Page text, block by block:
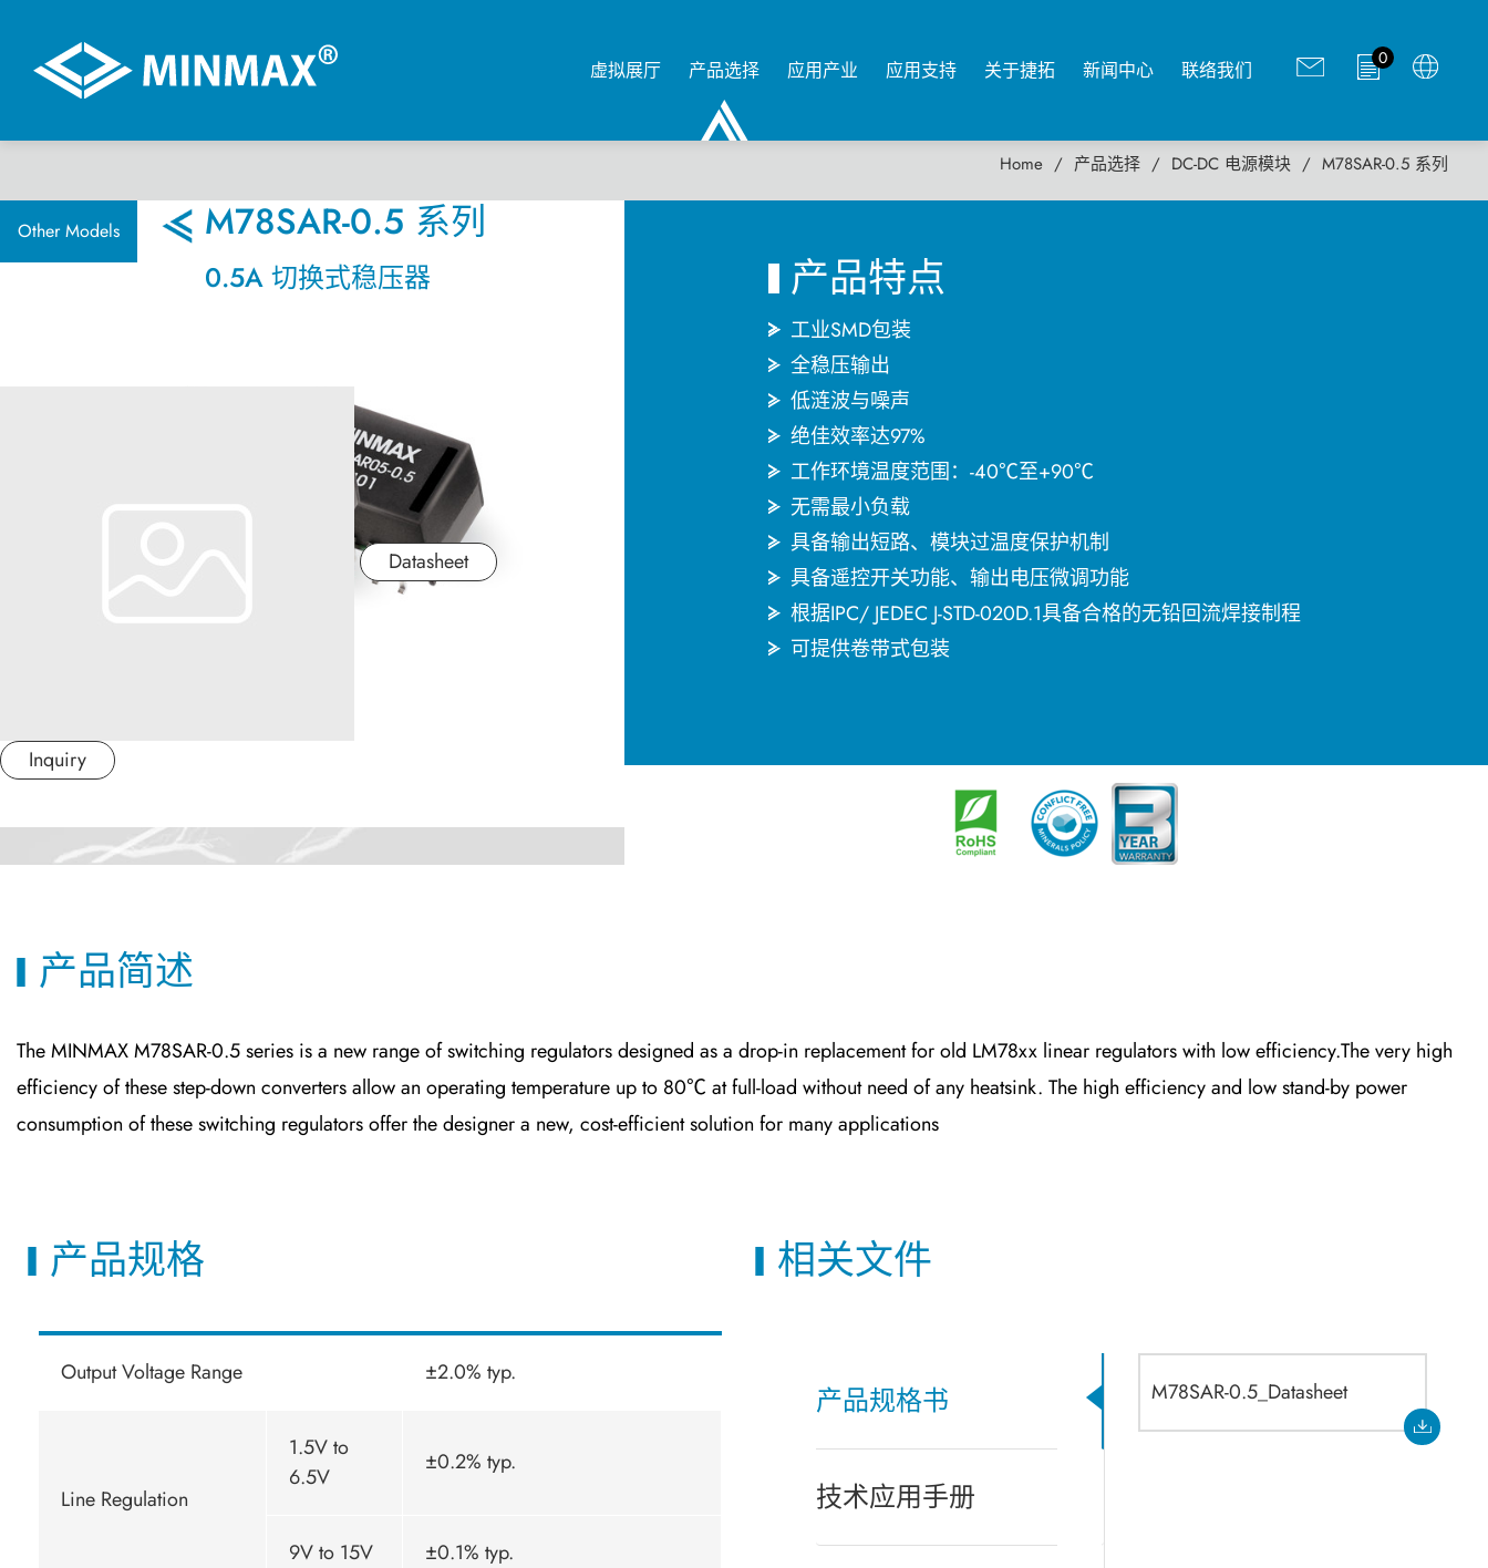
虚拟展厅 产品选择 应用产业 应用支持 关于捷拓 新闻中心 联络我们
0
Home 产品选择 DC-DC 电源模块 M78SAR-0.5 系列
Other Models M78SAR-0.5 系列
0.5A 切换式稳压器
Datasheet
Inquiry
产品特点
工业SMD包装
全稳压输出
低涟波与噪声
绝佳效率达97%
工作环境温度范围：-40℃至+90℃
无需最小负载
具备输出短路、模块过温度保护机制
具备遥控开关功能、输出电压微调功能
根据IPC/ JEDEC J-STD-020D.1具备合格的无铅回流焊接制程
可提供卷带式包装
产品简述
The MINMAX M78SAR-0.5 series is a new range of switching regulators designed as a drop-in replacement for old LM78xx linear regulators with low efficiency.The very high
efficiency of these step-down converters allow an operating temperature up to 80℃ at full-load without need of any heatsink. The high efficiency and low stand-by power
consumption of these switching regulators offer the designer a new, cost-efficient solution for many applications
产品规格
Output Voltage Range ±2.0% typ.
Line Regulation
1.5V to
6.5V
±0.2% typ.
9V to 15V ±0.1% typ.
相关文件
产品规格书
技术应用手册
M78SAR-0.5_Datasheet
联络我们
繁體中文 简体中文